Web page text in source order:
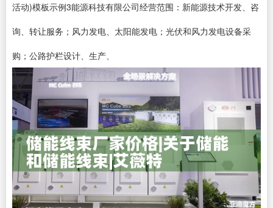
活动)模板示例3能源科技有限公司经营范围：新能源技术开发、咨
询、转让服务；风力发电、太阳能发电；光伏和风力发电设备采
购；公路护栏设计、生产、